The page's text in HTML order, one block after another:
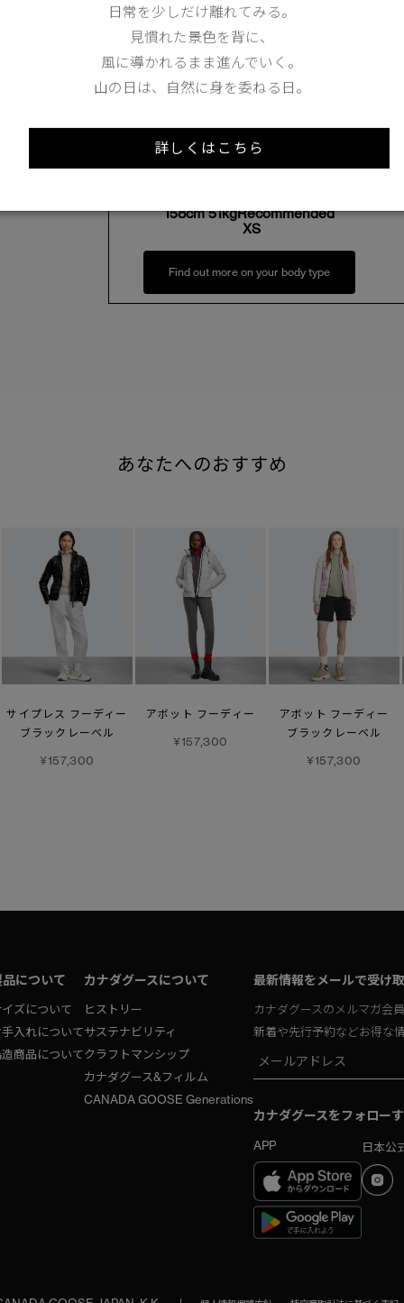
XS
158cm 51kgRecommended
XS
Find out more on your body type
あなたへのおすすめ
サイプレス フーディー
ブラックレーベル
¥157,300
アボット フーディー
¥157,300
アボット フーディー
ブラックレーベル
¥157,300
品について
イズについて
手入れについて
商品について
カナダグースについて
ヒストリー
サステナビリティ
クラフトマンシップ
カナダグース&フィルム
CANADA GOOSE Generations
最新情報をメールで受け
カナダグースのメルマガ会
新着や先行予約などお得な
カナダグースをフォロー
APP 日本公
日常を少しだけ離れてみる。
見慣れた景色を背に、
風に導かれるまま進んでいく。
山の日は、自然に身を委ねる日。
詳しくはこちら